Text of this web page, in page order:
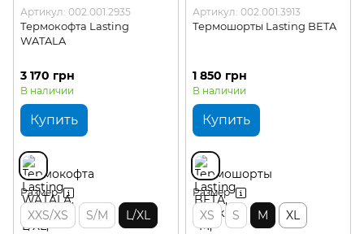
Артикул: 002.001.2935
Термокофта Lasting
WATALA
3 170 грн
В наличии
Купить
Размер
XXS/XS S/M L/XL
Артикул: 002.001.3913
Термошорты Lasting BETA
1 850 грн
В наличии
Купить
Размер
XS S M XL